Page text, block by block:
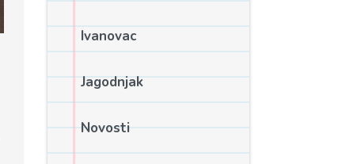
Ivanovac
Jagodnjak
Novosti